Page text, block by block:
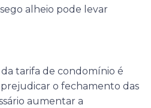
alheio pode levar
tarifa de condomínio é
prejudicar o fechamento das
aumentar a